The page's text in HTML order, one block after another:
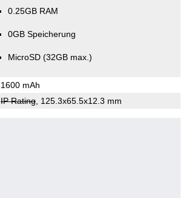
0.25GB RAM
0GB Speicherung
MicroSD (32GB max.)
1600 mAh
IP Rating, 125.3x65.5x12.3 mm